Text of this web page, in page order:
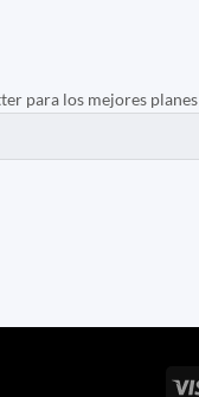
para los mejores planes